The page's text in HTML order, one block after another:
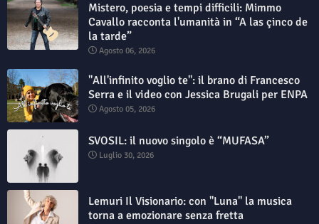
Mistero, poesia e tempi difficili: Mimmo
Cavallo racconta l'umanità in “A las çinco de
la tarde”
Agosto 06, 2026
"All'infinito voglio te": il brano di Francesco
Serra e il video con Jessica Brugali per ENPA
Agosto 05, 2026
SVOSIL: il nuovo singolo è “MUFASA”
Luglio 30, 2026
Lemuri Il Visionario: con "Luna" la musica
torna a emozionare senza fretta